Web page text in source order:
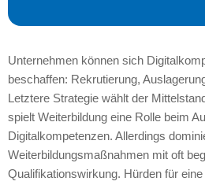
Unternehmen können sich
beschaffen: Rekrutierung,
Letztere Strategie wählt der
spielt Weiterbildung eine Rolle beim
Digitalkompetenzen. Allerdings
Weiterbildungsmaßnahmen mit oft
Qualifikationswirkung. Hürden für